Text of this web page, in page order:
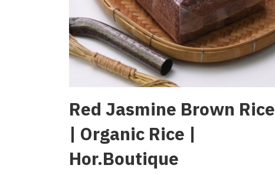
Red Jasmine Brown Rice
| Organic Rice |
Hor.Boutique